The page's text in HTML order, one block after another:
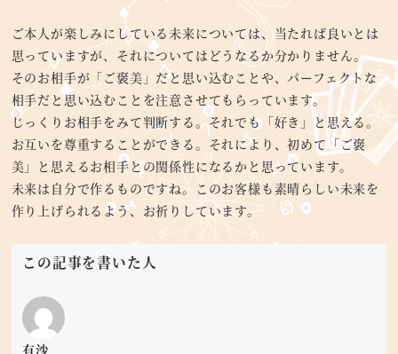
ご本人が楽しみにしている未来については、当たれば良いとは
思っていますが、それについてはどうなるか分かりません。
そのお相手が「ご褒美」だと思い込むことや、パーフェクトな
相手だと思い込むことを注意させてもらっています。
じっくりお相手をみて判断する。それでも「好き」と思える。
お互いを尊重することができる。それにより、初めて「ご褒
美」と思えるお相手との関係性になるかと思っています。
未来は自分で作るものですね。このお客様も素晴らしい未来を
作り上げられるよう、お祈りしています。
この記事を書いた人
有沙